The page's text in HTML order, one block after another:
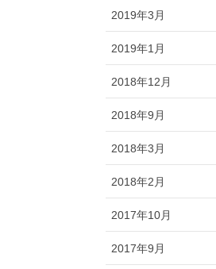
2019年3月
2019年1月
2018年12月
2018年9月
2018年3月
2018年2月
2017年10月
2017年9月